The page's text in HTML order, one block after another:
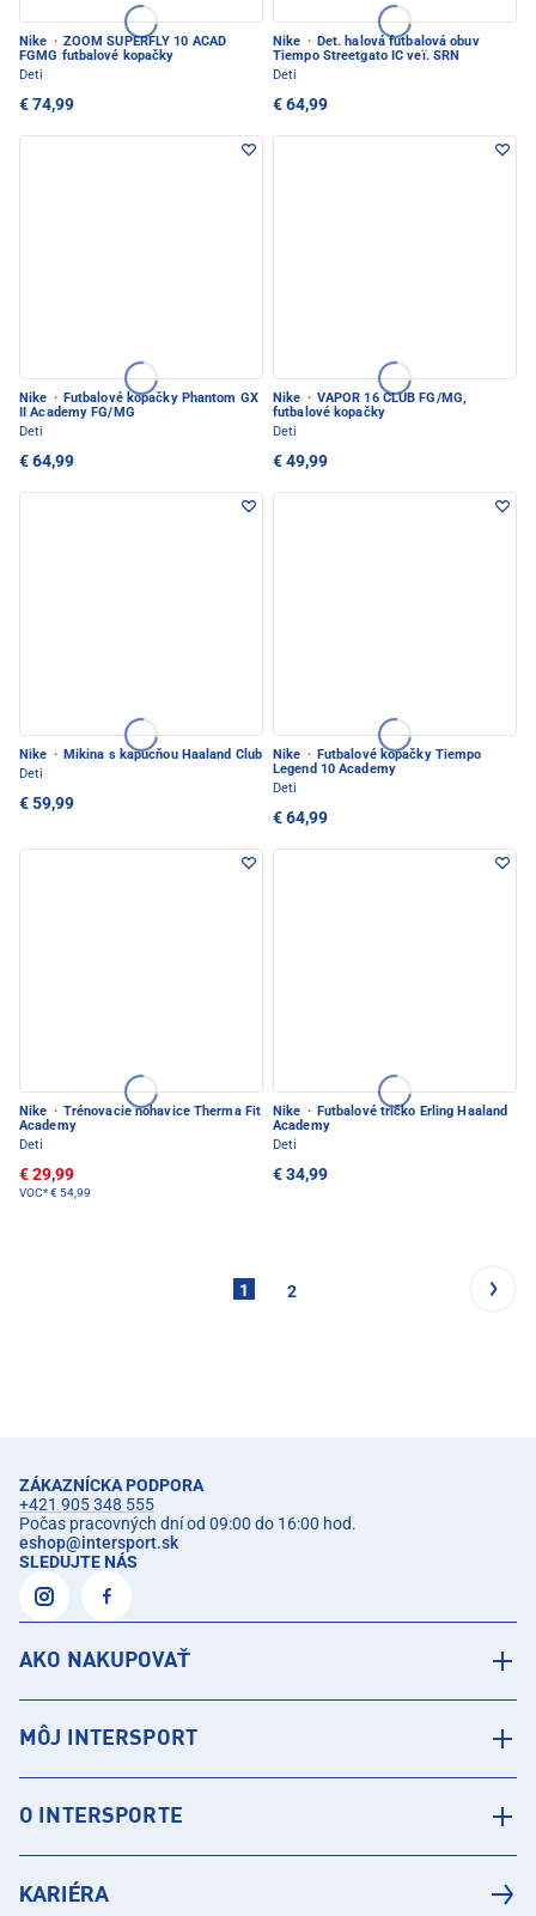
Nike · ZOOM SUPERFLY 10 ACAD
FGMG futbalové kopačky
Deti
€ 74,99
Nike · Det. halová futbalová obuv
Tiempo Streetgato IC veï. SRN
Deti
€ 64,99
Nike · Futbalové kopačky Phantom GX
II Academy FG/MG
Deti
€ 64,99
Nike · VAPOR 16 CLUB FG/MG,
futbalové kopačky
Deti
€ 49,99
Nike · Mikina s kapucňou Haaland Club
Deti
€ 59,99
Nike · Futbalové kopačky Tiempo
Legend 10 Academy
Deti
€ 64,99
Nike · Trénovacie nohavice Therma Fit
Academy
Deti
€ 29,99
VOC*€ 54,99
Nike · Futbalové tričko Erling Haaland
Academy
Deti
€ 34,99
1 2
ZÁKAZNÍCKA PODPORA
+421 905 348 555
Počas pracovných dní od 09:00 do 16:00 hod.
eshop@intersport.sk
SLEDUJTE NÁS
AKO NAKUPOVAŤ
MÔJ INTERSPORT
O INTERSPORTE
KARIÉRA